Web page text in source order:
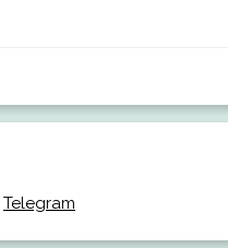
Telegram